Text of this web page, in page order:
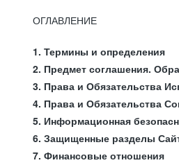
ОГЛАВЛЕНИЕ
1. Термины и определения
2. Предмет соглашения.
3. Права и Обязательства
4. Права и Обязательства
5. Информационная
6. Защищенные разделы
7. Финансовые отношения